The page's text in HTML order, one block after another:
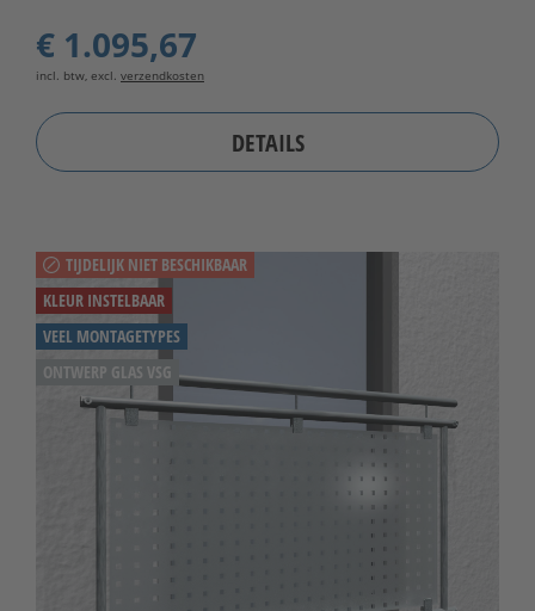
€ 1.095,67
incl. btw, excl. verzendkosten
DETAILS
TIJDELIJK NIET BESCHIKBAAR
KLEUR INSTELBAAR
VEEL MONTAGETYPES
ONTWERP GLAS VSG